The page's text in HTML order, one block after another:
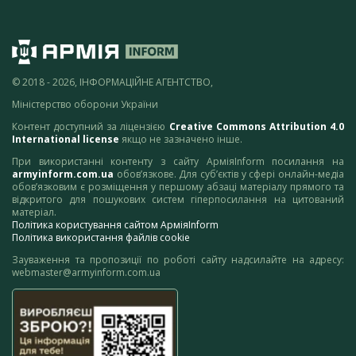
© 2018 - 2026, ІНФОРМАЦІЙНЕ АГЕНТСТВО,
Міністерство оборони України
Контент доступний за ліцензією Creative Commons Attribution 4.0
International license якщо не зазначено інше.
При використанні контенту з сайту АрміяInform посилання на
armyinform.com.ua обов’язкове. Для суб’єктів у сфері онлайн-медіа
обов’язковим є розміщення у першому абзаці матеріалу прямого та
відкритого для пошукових систем гіперпосилання на цитований
матеріал.
Політика користування сайтом АрміяInform
Політика використання файлів cookie
Зауваження та пропозиції по роботі сайту надсилайте на адресу:
webmaster@armyinform.com.ua